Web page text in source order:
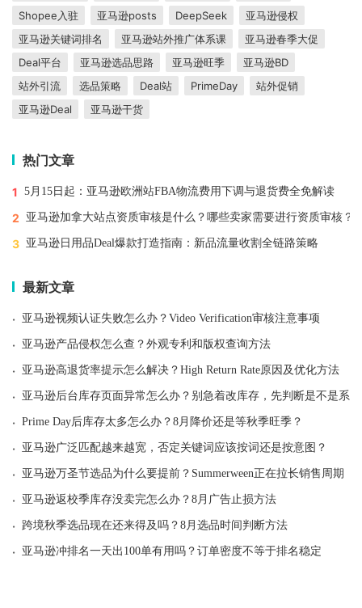
Shopee入驻
亚马逊posts DeepSeek
亚马逊侵权
亚马逊关键词排名
亚马逊站外推广体系课
亚马逊春季大促
Deal平台
亚马逊选品思路 亚马逊旺季
亚马逊BD
站外引流
选品策略 Deal站 PrimeDay
站外促销
亚马逊Deal
亚马逊干货
热门文章
1 5月15日起：亚马逊欧洲站FBA物流费用下调与退货费全免解读
2 亚马逊加拿大站点资质审核是什么？哪些卖家需要进行资质审核？
3 亚马逊日用品Deal爆款打造指南：新品流量收割全链路策略
最新文章
· 亚马逊视频认证失败怎么办？Video Verification审核注意事项
· 亚马逊产品侵权怎么查？外观专利和版权查询方法
· 亚马逊高退货率提示怎么解决？High Return Rate原因及优化方法
· 亚马逊后台库存页面异常怎么办？别急着改库存，先判断是不是系
· Prime Day后库存太多怎么办？8月降价还是等秋季旺季？
· 亚马逊广泛匹配越来越宽，否定关键词应该按词还是按意图？
· 亚马逊万圣节选品为什么要提前？Summerween正在拉长销售周期
· 亚马逊返校季库存没卖完怎么办？8月广告止损方法
· 跨境秋季选品现在还来得及吗？8月选品时间判断方法
· 亚马逊冲排名一天出100单有用吗？订单密度不等于排名稳定